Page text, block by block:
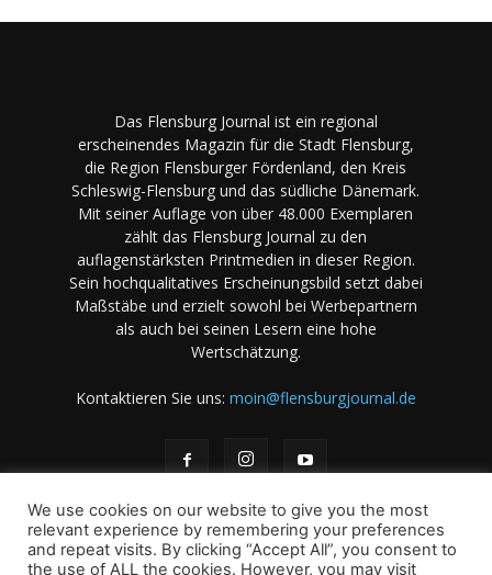
Das Flensburg Journal ist ein regional
erscheinendes Magazin für die Stadt Flensburg,
die Region Flensburger Fördenland, den Kreis
Schleswig-Flensburg und das südliche Dänemark.
Mit seiner Auflage von über 48.000 Exemplaren
zählt das Flensburg Journal zu den
auflagenstärksten Printmedien in dieser Region.
Sein hochqualitatives Erscheinungsbild setzt dabei
Maßstäbe und erzielt sowohl bei Werbepartnern
als auch bei seinen Lesern eine hohe
Wertschätzung.
Kontaktieren Sie uns: moin@flensburgjournal.de
We use cookies on our website to give you the most
relevant experience by remembering your preferences
and repeat visits. By clicking “Accept All”, you consent to
the use of ALL the cookies. However, you may visit